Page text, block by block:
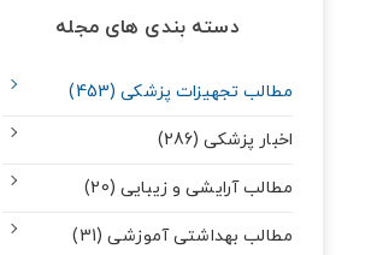
دسته بندی های مجله
مطالب تجهیزات پزشکی (453)
اخبار پزشکی (286)
مطالب آرایشی و زیبایی (20)
مطالب بهداشتی آموزشی (31)